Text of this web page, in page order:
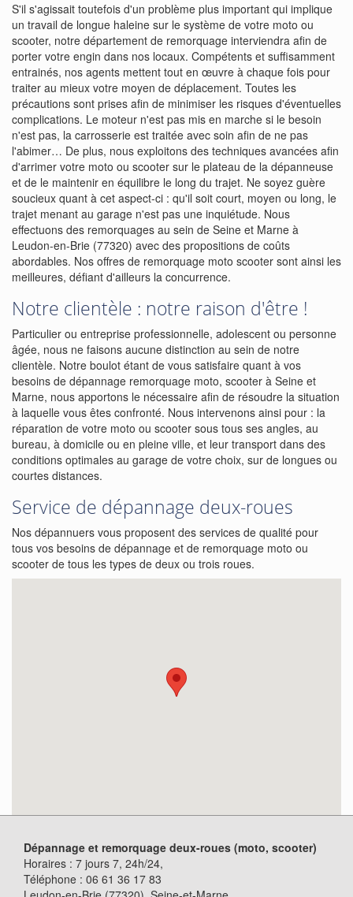
S'il s'agissait toutefois d'un problème plus important qui implique
un travail de longue haleine sur le système de votre moto ou
scooter, notre département de remorquage interviendra afin de
porter votre engin dans nos locaux. Compétents et suffisamment
entrainés, nos agents mettent tout en œuvre à chaque fois pour
traiter au mieux votre moyen de déplacement. Toutes les
précautions sont prises afin de minimiser les risques d'éventuelles
complications. Le moteur n'est pas mis en marche si le besoin
n'est pas, la carrosserie est traitée avec soin afin de ne pas
l'abimer… De plus, nous exploitons des techniques avancées afin
d'arrimer votre moto ou scooter sur le plateau de la dépanneuse
et de le maintenir en équilibre le long du trajet. Ne soyez guère
soucieux quant à cet aspect-ci : qu'il soit court, moyen ou long, le
trajet menant au garage n'est pas une inquiétude. Nous
effectuons des remorquages au sein de Seine et Marne à
Leudon-en-Brie (77320) avec des propositions de coûts
abordables. Nos offres de remorquage moto scooter sont ainsi les
meilleures, défiant d'ailleurs la concurrence.
Notre clientèle : notre raison d'être !
Particulier ou entreprise professionnelle, adolescent ou personne
âgée, nous ne faisons aucune distinction au sein de notre
clientèle. Notre boulot étant de vous satisfaire quant à vos
besoins de dépannage remorquage moto, scooter à Seine et
Marne, nous apportons le nécessaire afin de résoudre la situation
à laquelle vous êtes confronté. Nous intervenons ainsi pour : la
réparation de votre moto ou scooter sous tous ses angles, au
bureau, à domicile ou en pleine ville, et leur transport dans des
conditions optimales au garage de votre choix, sur de longues ou
courtes distances.
Service de dépannage deux-roues
Nos dépannuers vous proposent des services de qualité pour
tous vos besoins de dépannage et de remorquage moto ou
scooter de tous les types de deux ou trois roues.
Dépannage et remorquage deux-roues (moto, scooter)
Horaires : 7 jours 7, 24h/24,
Téléphone : 06 61 36 17 83